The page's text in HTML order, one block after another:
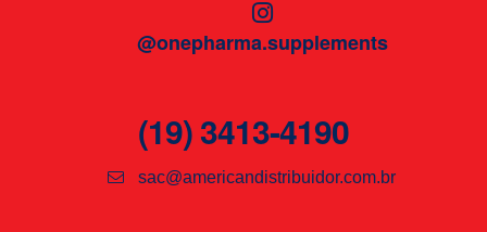
@onepharma.supplements
(19) 3413-4190
sac@americandistribuidor.com.br